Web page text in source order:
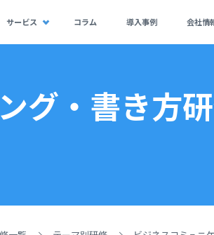
サービス コラム 導入事例 会社情
グ・書き方